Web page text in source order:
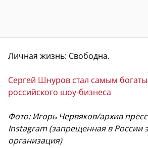
Личная жизнь: Свободна.
Сергей Шнуров стал самым
российского шоу-бизнеса
Фото: Игорь Червяков/архив
Instagram (запрещенная в России
организация)